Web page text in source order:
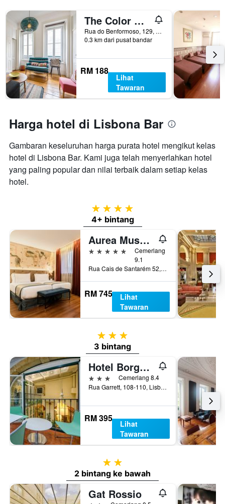
The Color Hostel
Rua do Benformoso, 129, 3 andar, Lisbon, Lisbon District, Portugal
0.3 km dari pusat bandar
RM 188
Lihat
Tawaran
Harga hotel di Lisbona Bar
Gambaran keseluruhan harga purata hotel mengikut kelas
hotel di Lisbona Bar. Kami juga telah menyerlahkan hotel
yang paling popular dan nilai terbaik dalam setiap kelas
hotel.
4 bintang
4+ bintang
Aurea Museum by Eurostars Hotel Company
5 bintang
Cemerlang
9.1
Rua Cais de Santarém 52, Lisbon, Lisbon District, Portugal
RM 745
Lihat
Tawaran
3 bintang
3 bintang
Hotel Borges Chiado
3 bintangCemerlang 8.4
Rua Garrett, 108-110, Lisbon, Lisbon District, Portugal
RM 395
Lihat
Tawaran
2 bintang
2 bintang ke bawah
Gat Rossio